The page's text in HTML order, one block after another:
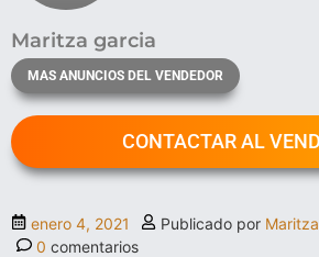
Maritza garcia
MAS ANUNCIOS DEL VENDEDOR
CONTACTAR AL
enero 4, 2021 Publicado por
0 comentarios